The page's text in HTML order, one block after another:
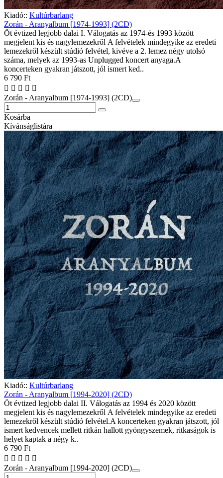
Kiadó:: Kultúrbarlang
Zorán - Aranyalbum [1974-1993] (2CD)
Öt évtized legjobb dalai I. Válogatás az 1974-és 1993 között
megjelent kis és nagylemezekről A felvételek mindegyike az eredeti
lemezekről készült stúdió felvétel, kivéve a 2. lemez négy utolsó
száma, melyek az 1993-as Unplugged koncert anyaga.A
koncerteken gyakran játszott, jól ismert ked..
6 790 Ft
Zorán - Aranyalbum [1974-1993] (2CD)
Kosárba
Kívánságlistára
Kiadó:: Kultúrbarlang
Zorán - Aranyalbum [1994-2020] (2CD)
Öt évtized legjobb dalai II. Válogatás az 1994 és 2020 között
megjelent kis és nagylemezekről A felvételek mindegyike az eredeti
lemezekről készült stúdió felvétel.A koncerteken gyakran játszott, jól
ismert kedvencek mellett ritkán hallott gyöngyszemek, ritkaságok is
helyet kaptak a négy k..
6 790 Ft
Zorán - Aranyalbum [1994-2020] (2CD)